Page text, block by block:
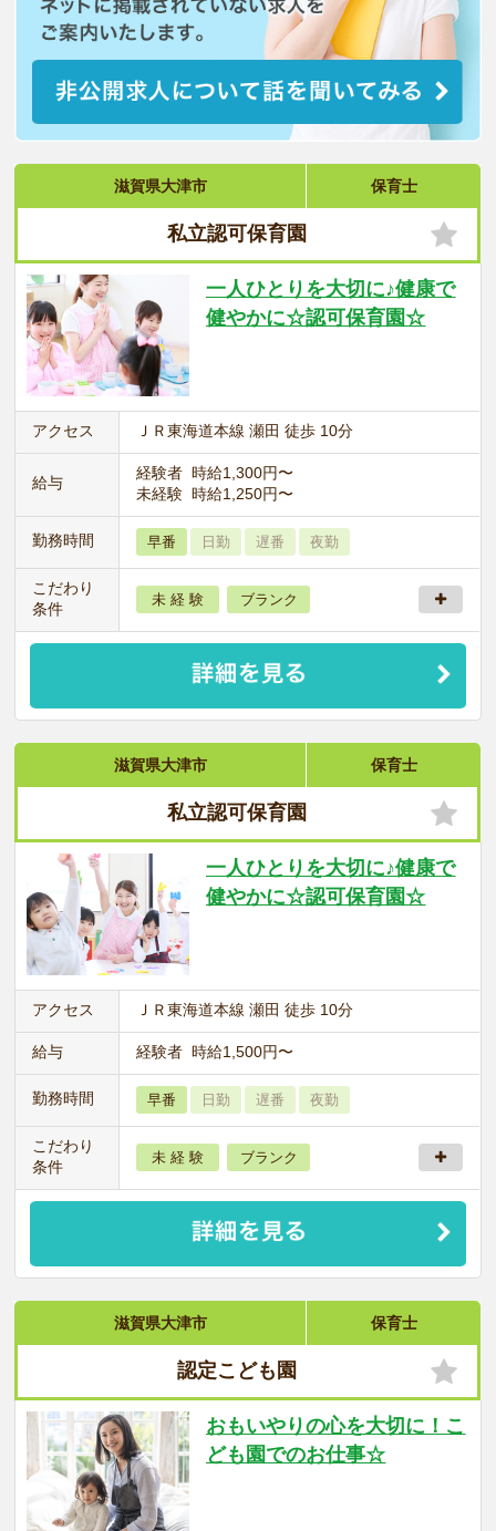
滋賀県大津市 保育士
私立認可保育園
一人ひとりを大切に♪健康で
健やかに☆認可保育園☆
アクセス ＪＲ東海道本線 瀬田 徒歩 10分
給与
経験者 時給1,300円〜
未経験 時給1,250円〜
勤務時間 早番 日勤 遅番 夜勤
こだわり
条件
未 経 験 ブランク
滋賀県大津市 保育士
私立認可保育園
一人ひとりを大切に♪健康で
健やかに☆認可保育園☆
アクセス ＪＲ東海道本線 瀬田 徒歩 10分
給与 経験者 時給1,500円〜
勤務時間 早番 日勤 遅番 夜勤
こだわり
条件
未 経 験 ブランク
滋賀県大津市 保育士
認定こども園
おもいやりの心を大切に！こ
ども園でのお仕事☆